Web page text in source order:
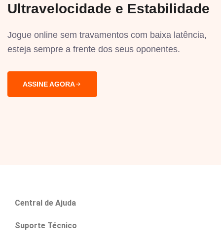
Ultravelocidade e Estabilidade
Jogue online sem travamentos com baixa latência,
esteja sempre a frente dos seus oponentes.
ASSINE AGORA
Central de Ajuda
Suporte Técnico